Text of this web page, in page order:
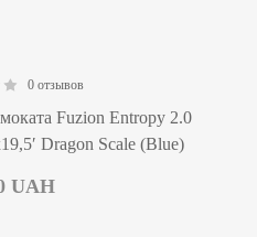
0 отзывов
Fuzion Entropy 2.0
Dragon Scale (Blue)
UAH